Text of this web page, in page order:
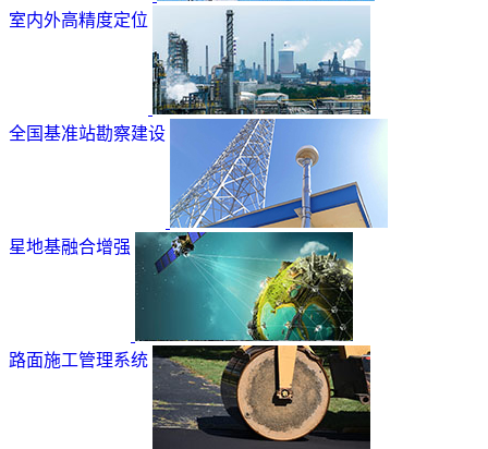
室内外高精度定位
全国基准站勘察建设
星地基融合增强
路面施工管理系统